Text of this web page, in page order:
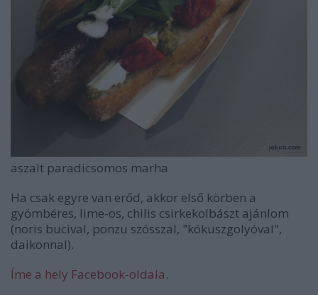
aszalt paradicsomos marha
Ha csak egyre van erőd, akkor első körben a
gyömbéres, lime-os, chilis csirkekolbászt ajánlom
(noris bucival, ponzu szósszal, "kókuszgolyóval",
daikonnal).
Íme a hely Facebook-oldala.